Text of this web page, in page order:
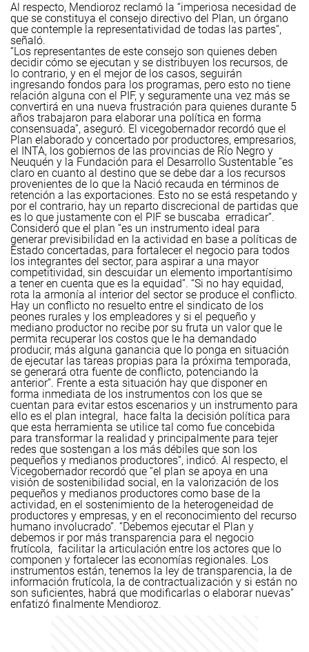
Al respecto, Mendioroz reclamó la “imperiosa necesidad de
que se constituya el consejo directivo del Plan, un órgano
que contemple la representatividad de todas las partes“,
señaló.
“Los representantes de este consejo son quienes deben
decidir cómo se ejecutan y se distribuyen los recursos, de
lo contrario, y en el mejor de los casos, seguirán
ingresando fondos para los programas, pero esto no tiene
relación alguna con el PIF, y seguramente una vez más se
convertirá en una nueva frustración para quienes durante 5
años trabajaron para elaborar una política en forma
consensuada”, aseguró. El vicegobernador recordó que el
Plan elaborado y concertado por productores, empresarios,
el INTA, los gobiernos de las provincias de Río Negro y
Neuquén y la Fundación para el Desarrollo Sustentable “es
claro en cuanto al destino que se debe dar a los recursos
provenientes de lo que la Nació recauda en términos de
retención a las exportaciones. Esto no se está respetando y
por el contrario, hay un reparto discrecional de partidas que
es lo que justamente con el PIF se buscaba erradicar”.
Consideró que el plan “es un instrumento ideal para
generar previsibilidad en la actividad en base a políticas de
Estado concertadas, para fortalecer el negocio para todos
los integrantes del sector, para aspirar a una mayor
competitividad, sin descuidar un elemento importantísimo
a tener en cuenta que es la equidad”. “Si no hay equidad,
rota la armonía al interior del sector se produce el conflicto.
Hay un conflicto no resuelto entre el sindicato de los
peones rurales y los empleadores y si el pequeño y
mediano productor no recibe por su fruta un valor que le
permita recuperar los costos que le ha demandado
producir, más alguna ganancia que lo ponga en situación
de ejecutar las tareas propias para la próxima temporada,
se generará otra fuente de conflicto, potenciando la
anterior”. Frente a esta situación hay que disponer en
forma inmediata de los instrumentos con los que se
cuentan para evitar estos escenarios y un instrumento para
ello es el plan integral, hace falta la decisión política para
que esta herramienta se utilice tal como fue concebida
para transformar la realidad y principalmente para tejer
redes que sostengan a los más débiles que son los
pequeños y medianos productores”, indicó. Al respecto, el
Vicegobernador recordó que “el plan se apoya en una
visión de sostenibilidad social, en la valorización de los
pequeños y medianos productores como base de la
actividad, en el sostenimiento de la heterogeneidad de
productores y empresas, y en el reconocimiento del recurso
humano involucrado”. “Debemos ejecutar el Plan y
debemos ir por más transparencia para el negocio
frutícola, facilitar la articulación entre los actores que lo
componen y fortalecer las economías regionales. Los
instrumentos están, tenemos la ley de transparencia, la de
información frutícola, la de contractualización y si están no
son suficientes, habrá que modificarlas o elaborar nuevas”
enfatizó finalmente Mendioroz.